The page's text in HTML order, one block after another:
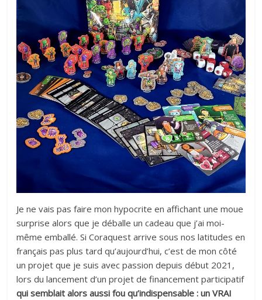
Je ne vais pas faire mon hypocrite en affichant une moue
surprise alors que je déballe un cadeau que j’ai moi-
même emballé. Si Coraquest arrive sous nos latitudes en
français pas plus tard qu’aujourd’hui, c’est de mon côté
un projet que je suis avec passion depuis début 2021,
lors du lancement d’un projet de financement participatif
qui semblait alors aussi fou qu’indispensable : un VRAI